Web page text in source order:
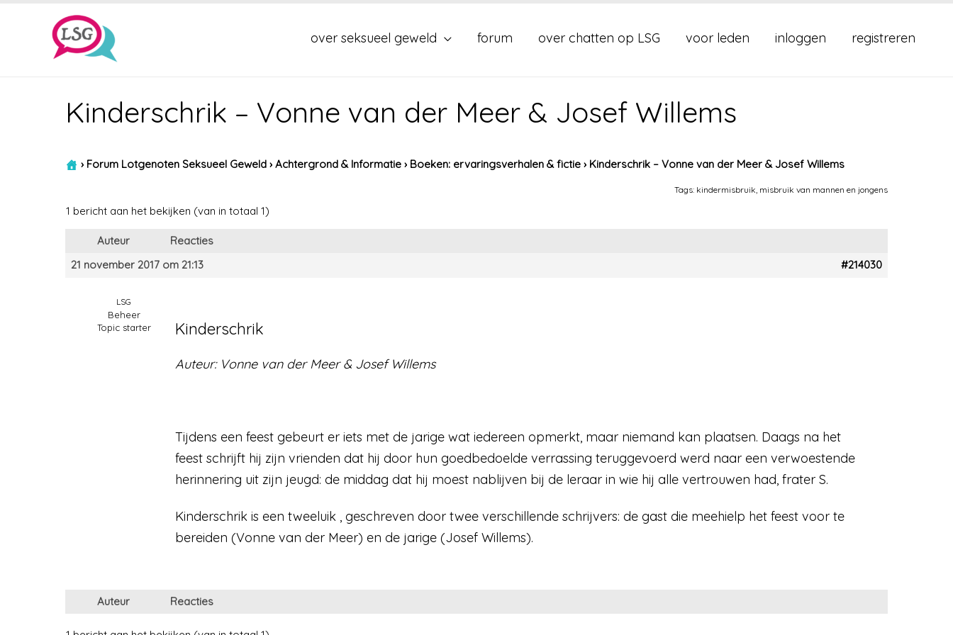
over seksueel geweld forum over chatten op LSG voor leden inloggen registreren
Kinderschrik – Vonne van der Meer & Josef Willems
› Forum Lotgenoten Seksueel Geweld › Achtergrond & Informatie › Boeken: ervaringsverhalen & fictie › Kinderschrik – Vonne van der Meer & Josef Willems
Tags: kindermisbruik, misbruik van mannen en jongens
1 bericht aan het bekijken (van in totaal 1)
Auteur
Reacties
21 november 2017 om 21:13
#214030
LSG
Beheer
Topic starter
Kinderschrik
Auteur: Vonne van der Meer & Josef Willems
Tijdens een feest gebeurt er iets met de jarige wat iedereen opmerkt, maar niemand kan plaatsen. Daags na het
feest schrijft hij zijn vrienden dat hij door hun goedbedoelde verrassing teruggevoerd werd naar een verwoestende
herinnering uit zijn jeugd: de middag dat hij moest nablijven bij de leraar in wie hij alle vertrouwen had, frater S.
Kinderschrik is een tweeluik , geschreven door twee verschillende schrijvers: de gast die meehielp het feest voor te
bereiden (Vonne van der Meer) en de jarige (Josef Willems).
Auteur Reacties